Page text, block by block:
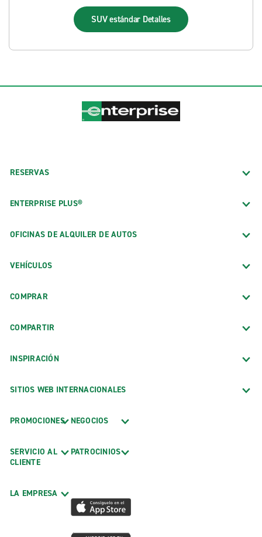
SUV estándar Detalles
RESERVAS
ENTERPRISE PLUS®
OFICINAS DE ALQUILER DE AUTOS
VEHÍCULOS
COMPRAR
COMPARTIR
INSPIRACIÓN
SITIOS WEB INTERNACIONALES
PROMOCIONES
SERVICIO AL
CLIENTE
LA EMPRESA
NEGOCIOS
PATROCINIOS